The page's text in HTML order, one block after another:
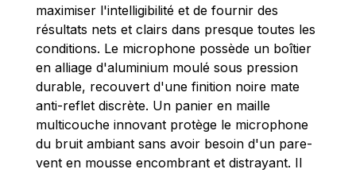
maximiser l'intelligibilité et de fournir des
résultats nets et clairs dans presque toutes les
conditions. Le microphone possède un boîtier
en alliage d'aluminium moulé sous pression
durable, recouvert d'une finition noire mate
anti-reflet discrète. Un panier en maille
multicouche innovant protège le microphone
du bruit ambiant sans avoir besoin d'un pare-
vent en mousse encombrant et distrayant. Il